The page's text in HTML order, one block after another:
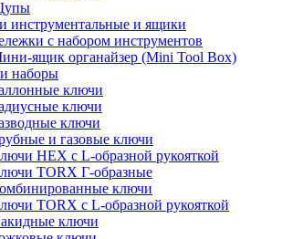
инструментальные и ящики
с набором инструментов
ящик органайзер (Mini Tool Box)
наборы
ключи
ключи
ключи
и газовые ключи
HEX с L-образной рукояткой
TORX Г-образные
ключи
TORX с L-образной рукояткой
ключи